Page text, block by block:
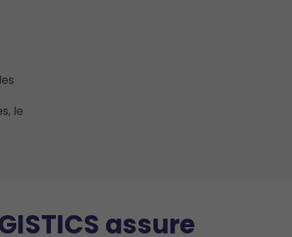
le
assure